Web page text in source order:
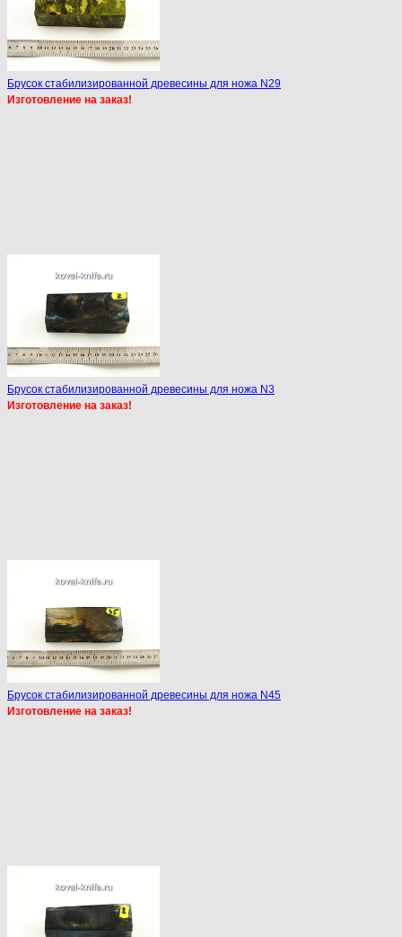
Брусок стабилизированной древесины для ножа N29
Изготовление на заказ!
Брусок стабилизированной древесины для ножа N3
Изготовление на заказ!
Брусок стабилизированной древесины для ножа N45
Изготовление на заказ!